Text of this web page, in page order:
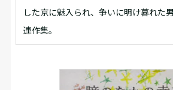
した京に魅入られ、争いに明け暮れた
連作集。